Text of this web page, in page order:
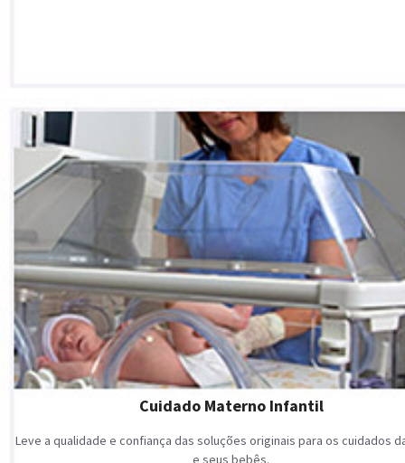
Cuidado Materno Infantil
Leve a qualidade e confiança das soluções originais para os cuidados
e seus bebês.